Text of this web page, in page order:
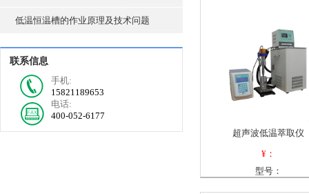
低温恒温槽的作业原理及技术问题
联系信息
手机:
15821189653
电话:
400-052-6177
超声波低温萃取仪
¥：
型号：